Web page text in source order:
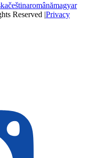
češtinaromânămagyar
Reserved |Privacy